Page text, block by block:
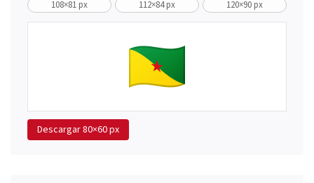
108×81 px
112×84 px 120×90 px
Descargar80×60 px